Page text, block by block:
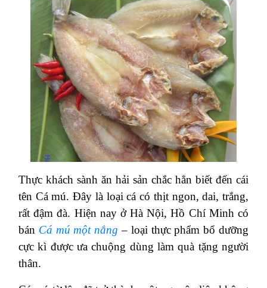
Thực khách sành ăn hải sản chắc hẳn biết đến cái
tên Cá mú. Đây là loại cá có thịt ngon, dai, trắng,
rất đậm đà. Hiện nay ở Hà Nội, Hồ Chí Minh có
bán Cá mú một nắng – loại thực phẩm bổ dưỡng
cực kì được ưa chuộng dùng làm quà tặng người
thân.